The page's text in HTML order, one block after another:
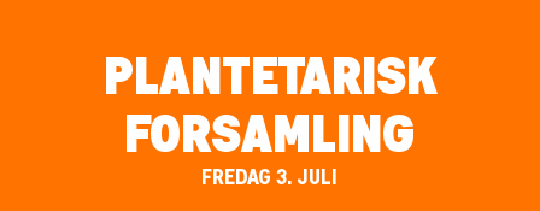
PLANTETARISK
FORSAMLING
FREDAG 3. JULI